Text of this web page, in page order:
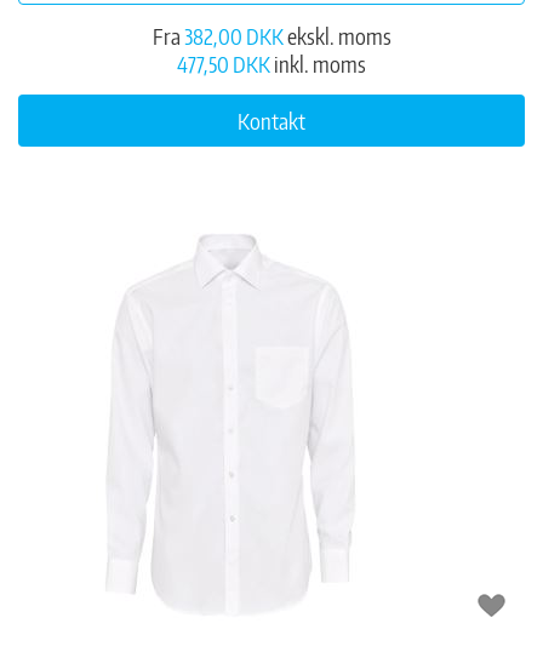
Fra382,00 DKKekskl. moms
477,50 DKKinkl. moms
Kontakt